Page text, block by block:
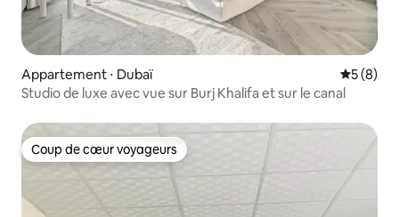
Appartement ⋅ Dubaï
5 (8)
Studio de luxe avec vue sur Burj Khalifa et sur le canal
Coup de cœur voyageurs
Coup de cœur voyageurs